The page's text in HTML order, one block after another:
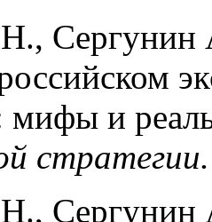
Сергунин
мифы и